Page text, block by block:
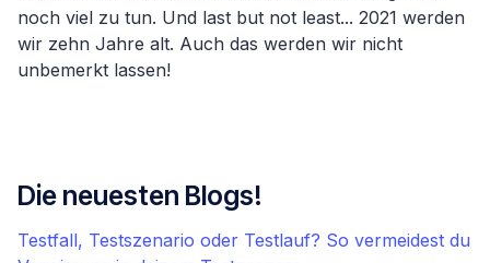
noch viel zu tun. Und last but not least... 2021 werden
wir zehn Jahre alt. Auch das werden wir nicht
unbemerkt lassen!
Die neuesten Blogs!
Testfall, Testszenario oder Testlauf? So vermeidest du